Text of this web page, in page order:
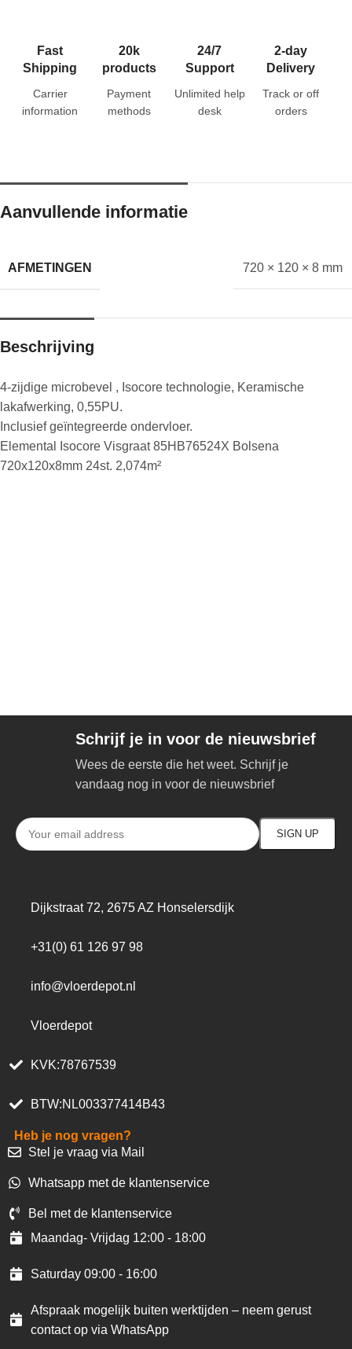
Fast
Shipping
Carrier
information
20k
products
Payment
methods
24/7
Support
Unlimited help
desk
2-day
Delivery
Track or off
orders
Aanvullende informatie
AFMETINGEN 720 × 120 × 8 mm
Beschrijving
4-zijdige microbevel , Isocore technologie, Keramische
lakafwerking, 0,55PU.
Inclusief geïntegreerde ondervloer.
Elemental Isocore Visgraat 85HB76524X Bolsena
720x120x8mm 24st. 2,074m²
Schrijf je in voor de nieuwsbrief
Wees de eerste die het weet. Schrijf je
vandaag nog in voor de nieuwsbrief
Dijkstraat 72, 2675 AZ Honselersdijk
+31(0) 61 126 97 98
info@vloerdepot.nl
Vloerdepot
KVK:78767539
BTW:NL003377414B43
Heb je nog vragen?
Stel je vraag via Mail
Whatsapp met de klantenservice
Bel met de klantenservice
Maandag- Vrijdag 12:00 - 18:00
Saturday 09:00 - 16:00
Afspraak mogelijk buiten werktijden – neem gerust
contact op via WhatsApp